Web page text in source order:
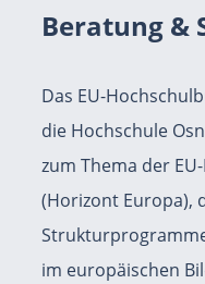
Beratung &
Das EU-
die Hochschule
zum Thema der
(Horizont Europa),
Strukturprogramme
im europäischen